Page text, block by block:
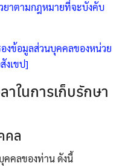
ยาตามกฎหมายที่จะบังคับ
งข้อมูลส่วนบุคคลของหน่วย
งเขป]
าในการเก็บรักษา
คล
คคลของท่าน ดังนี้